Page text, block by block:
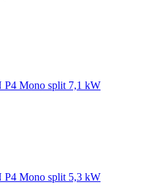
P4 Mono split 7,1 kW
P4 Mono split 5,3 kW